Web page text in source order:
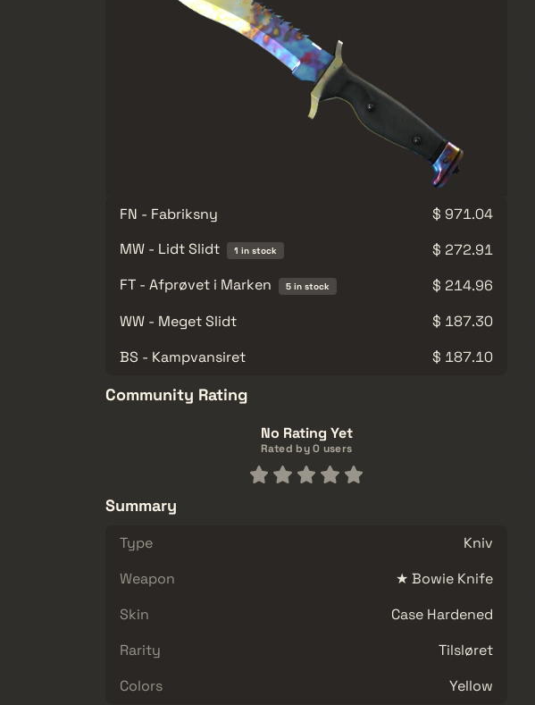
FN - Fabriksny
$ 971.04
MW - Lidt Slidt
1 in stock
$ 272.91
FT - Afprøvet i Marken
5 in stock
$ 214.96
WW - Meget Slidt
$ 187.30
BS - Kampvansiret
$ 187.10
Community Rating
No Rating Yet
Rated by 0 users
Summary
Type
Kniv
Weapon
★ Bowie Knife
Skin
Case Hardened
Rarity
Tilsløret
Colors
Yellow